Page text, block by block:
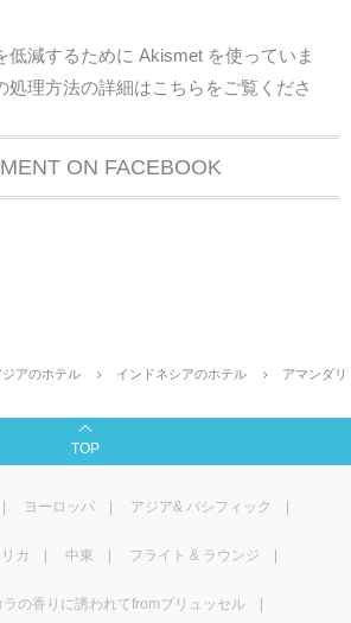
低減するために Akismet を使っていま
処理方法の詳細はこちらをご覧くださ
ON FACEBOOK
ジアのホテル インドネシアのホテル アマンダ
TOP
ヨーロッパ アジア& パシフィック
カ 中東 フライト & ラウンジ
の香りに誘われてfromブリュッセル